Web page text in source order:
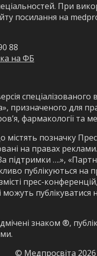
При
посилання на
88
на ФБ
спеціалізованого
призначеного для
фармакології та
містять позначку
на правах
підтримки ….»,
публікуються на
прес-
можуть публікуватися
знаком ®,
© Медпросвіта 2026